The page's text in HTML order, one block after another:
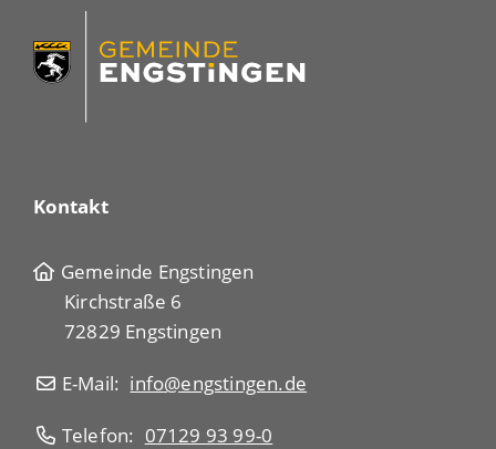
Kontakt
Gemeinde Engstingen
Kirchstraße 6
72829 Engstingen
E-Mail: info@engstingen.de
Telefon: 07129 93 99-0